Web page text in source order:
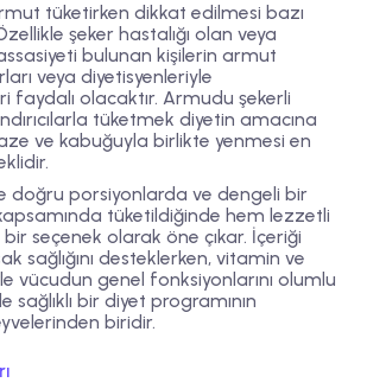
tüketirken dikkat edilmesi bazı
şeker hastalığı olan veya
bulunan kişilerin armut
veya diyetisyenleriyle
faydalı olacaktır. Armudu şekerli
tüketmek diyetin amacına
ve kabuğuyla birlikte yenmesi en
doğru porsiyonlarda ve dengeli bir
tüketildiğinde hem lezzetli
seçenek olarak öne çıkar. İçeriği
sağlığını desteklerken, vitamin ve
vücudun genel fonksiyonlarını olumlu
sağlıklı bir diyet programının
biridir.